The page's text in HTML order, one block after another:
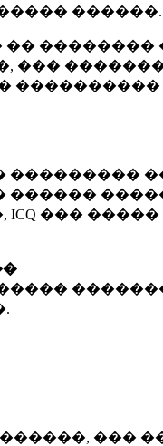
������.
��������
���
���
���